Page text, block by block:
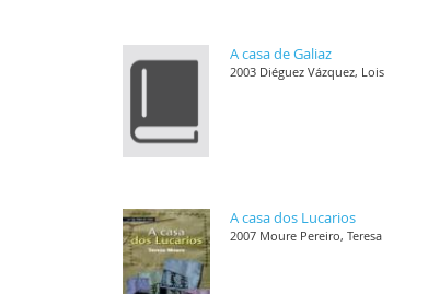
A casa de Galiaz
2003 Diéguez Vázquez, Lois
A casa dos Lucarios
2007 Moure Pereiro, Teresa